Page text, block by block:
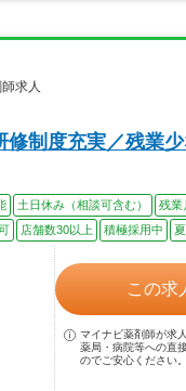
求人
修制度充実／残業
土日休み（相談可含む） 残業
店舗数30以上 積極採用中
この求
マイナビ薬剤師が求
薬局・病院等への直
のでご安心ください。